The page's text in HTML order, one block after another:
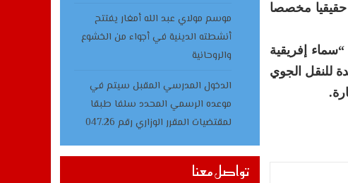
حقيقيا مخصصا
إفريقية
للنقل الجوي
موسم مولاي عبد الله أمغار يفتتح
أنشطته الدينية في أجواء من الخشوع
والروحانية
الدخول المدرسي المقبل سیتم في
موعده الرسمي المحدد سلفا طبقا
لمقتضیات المقرر الوزاري رقم 047.26
تواصل معنا